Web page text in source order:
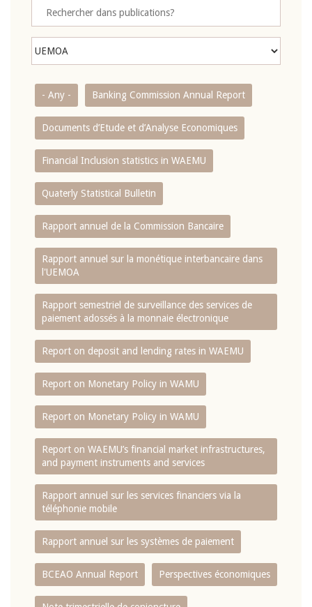
- Any - Banking Commission Annual Report
Documents d’Etude et d’Analyse Economiques
Financial Inclusion statistics in WAEMU
Quaterly Statistical Bulletin
Rapport annuel de la Commission Bancaire
Rapport annuel sur la monétique interbancaire dans
l'UEMOA
Rapport semestriel de surveillance des services de
paiement adossés à la monnaie électronique
Report on deposit and lending rates in WAEMU
Report on Monetary Policy in WAMU
Report on Monetary Policy in WAMU
Report on WAEMU’s financial market infrastructures,
and payment instruments and services
Rapport annuel sur les services financiers via la
téléphonie mobile
Rapport annuel sur les systèmes de paiement
BCEAO Annual Report Perspectives économiques